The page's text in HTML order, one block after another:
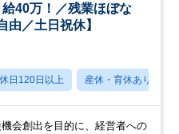
40万！／残業ほぼな
由／土日祝休】
休日120日以上 産休・育休あり
会創出を目的に、経営者への